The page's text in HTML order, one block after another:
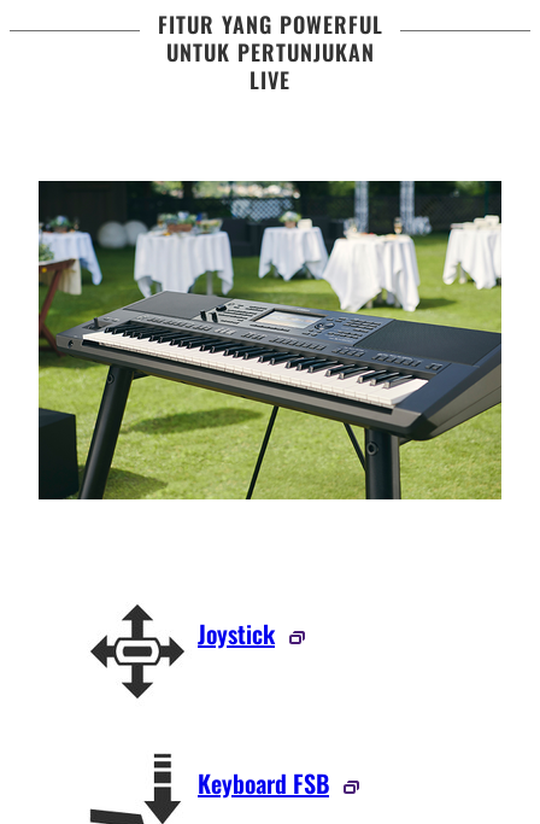
FITUR YANG POWERFUL
UNTUK PERTUNJUKAN
LIVE
Joystick
Keyboard FSB